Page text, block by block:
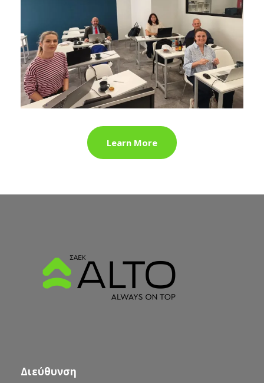
Learn More
Διεύθυνση